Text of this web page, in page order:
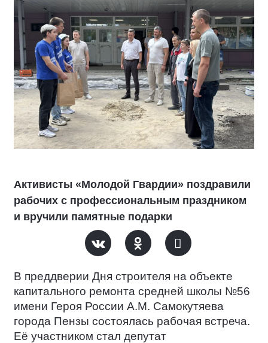
Активисты «Молодой Гвардии» поздравили
рабочих с профессиональным праздником
и вручили памятные подарки
В преддверии Дня строителя на объекте
капитального ремонта средней школы №56
имени Героя России А.М. Самокутяева
города Пензы состоялась рабочая встреча.
Её участником стал депутат